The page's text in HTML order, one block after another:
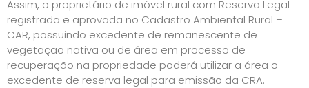
Assim, o proprietário de imóvel rural com Reserva Legal
registrada e aprovada no Cadastro Ambiental Rural –
CAR, possuindo excedente de remanescente de
vegetação nativa ou de área em processo de
recuperação na propriedade poderá utilizar a área o
excedente de reserva legal para emissão da CRA.